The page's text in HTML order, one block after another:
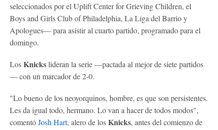
seleccionados por el Uplift Center for Grieving Children, el
Boys and Girls Club of Philadelphia, La Liga del Barrio y
Apologues— para asistir al cuarto partido, programado para el
domingo.
LosKnickslideran la serie —pactada al mejor de siete partidos
— con un marcador de 2-0.
"Lo bueno de los neoyorquinos, hombre, es que son persistentes.
Les da igual todo, hermano. Lo van a hacer de todos modos",
comentóJosh Hart, alero de losKnicks, antes del comienzo de